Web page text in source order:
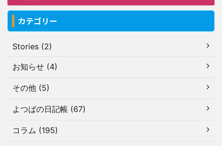
カテゴリー
Stories (2)
お知らせ (4)
その他 (5)
よつばの日記帳 (67)
コラム (195)